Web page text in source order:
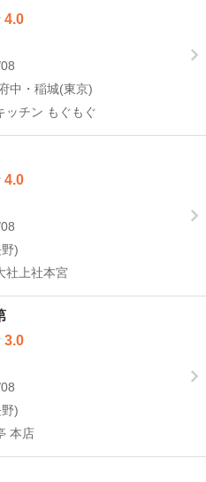
4.0
中・稲城(東京)
ッチン もぐもぐ
4.0
)
社上社本宮
3.0
)
本店